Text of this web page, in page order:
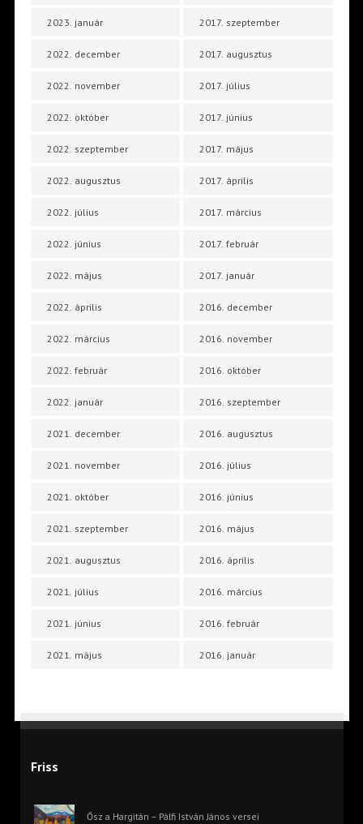
2023. január
2022. december
2022. november
2022. október
2022. szeptember
2022. augusztus
2022. július
2022. június
2022. május
2022. április
2022. március
2022. február
2022. január
2021. december
2021. november
2021. október
2021. szeptember
2021. augusztus
2021. július
2021. június
2021. május
2017. szeptember
2017. augusztus
2017. július
2017. június
2017. május
2017. április
2017. március
2017. február
2017. január
2016. december
2016. november
2016. október
2016. szeptember
2016. augusztus
2016. július
2016. június
2016. május
2016. április
2016. március
2016. február
2016. január
Friss
Ősz a Hargitán – Pálfi István János versei